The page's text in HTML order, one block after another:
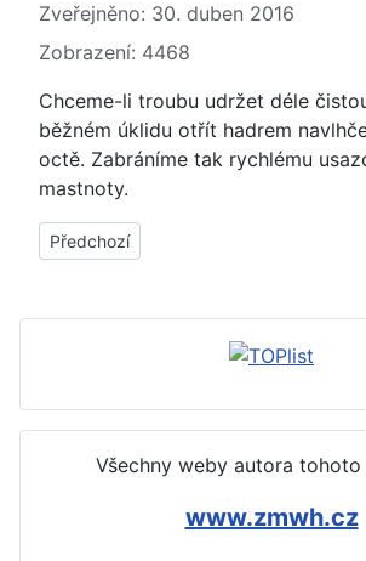
Zveřejněno: 30. duben 2016
Zobrazení: 4468
Chceme-li troubu udržet déle
běžném úklidu otřít hadrem
octě. Zabráníme tak rychlému
mastnoty.
Předchozí článek: Trouba špinavá,
Předchozí
Všechny weby autora
www.zmwh.cz